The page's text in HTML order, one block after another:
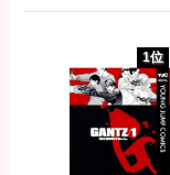
1位